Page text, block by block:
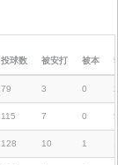
投球数 被安打 被本
79 3 0 2
115 7 0 5
128 10 1